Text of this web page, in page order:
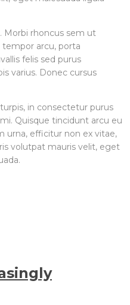
Morbi rhoncus sem ut
arcu, porta
felis sed purus
varius. Donec cursus
in consectetur purus
Quisque tincidunt arcu eu
urna, efficitur non ex vitae,
volutpat mauris velit, eget